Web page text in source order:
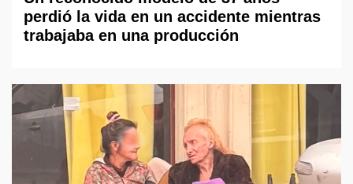
perdió la vida en un accidente mientras
trabajaba en una producción